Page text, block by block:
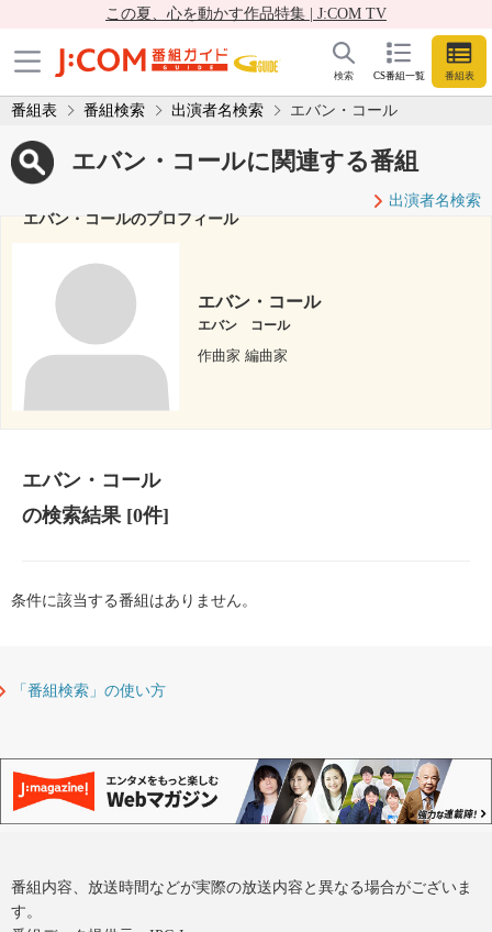
この夏、心を動かす作品特集 | J:COM TV
CS番組一覧 番組表
検索
番組表 番組検索 出演者名検索 エバン・コール
エバン・コールに関連する番組
出演者名検索
エバン・コールのプロフィール
エバン・コール
エバン コール
作曲家 編曲家
エバン・コール
の検索結果[0件]
条件に該当する番組はありません。
「番組検索」の使い方
番組内容、放送時間などが実際の放送内容と異なる場合がございま
す。